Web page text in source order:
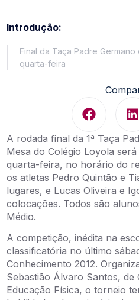
Introdução:
Final da Taça Padre
quarta-feira
A rodada final da 1ª Taça
Mesa do Colégio Loyola
quarta-feira, no horário do
os atletas Pedro Quintão e
lugares, e Lucas Oliveira e
colocações. Todos são
Médio.
A competição, inédita na
classificatória no último
Conhecimento 2012.
Sebastião Álvaro Santos, de
Educação Física, o torneio